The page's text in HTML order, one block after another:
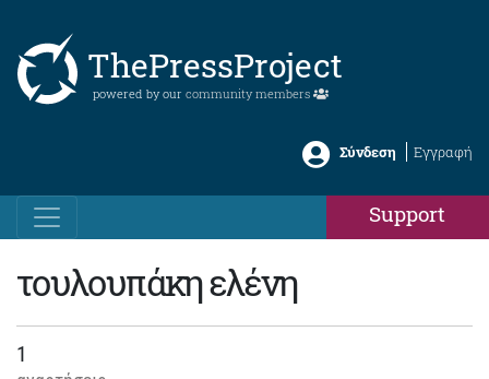
ThePressProject
powered by our community members
Σύνδεση Εγγραφή
Support
τουλουπάκη ελένη
1